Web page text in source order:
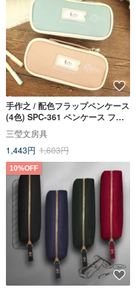
手作之 / 配色フラップペンケース
(4色) SPC-361 ペンケース フリ
ップペンケース
三瑩文房具
1,443円 1,603円
10%OFF